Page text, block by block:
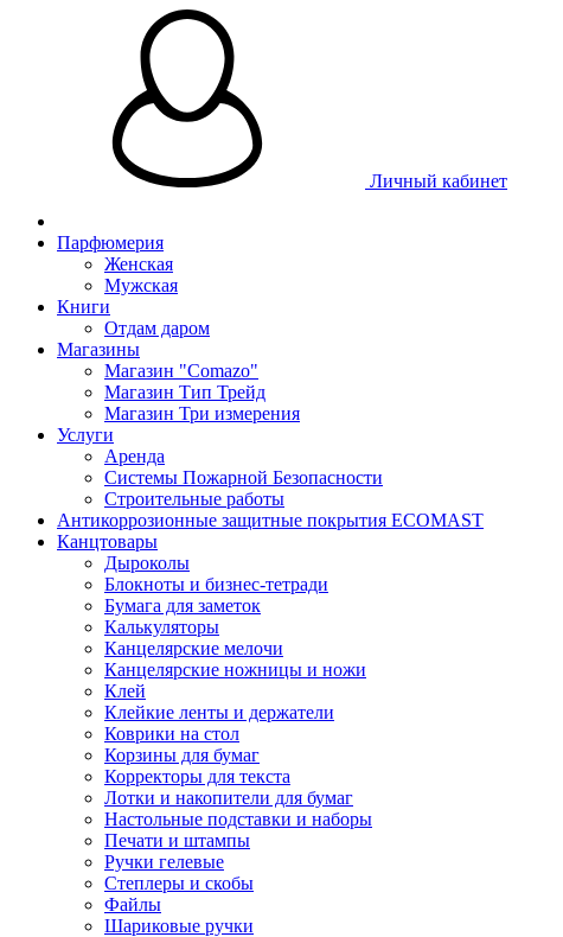
Личный кабинет
Парфюмерия
Женская
Мужская
Книги
Отдам даром
Магазины
Магазин "Comazo"
Магазин Тип Трейд
Магазин Три измерения
Услуги
Аренда
Системы Пожарной Безопасности
Строительные работы
Антикоррозионные защитные покрытия ECOMAST
Канцтовары
Дыроколы
Блокноты и бизнес-тетради
Бумага для заметок
Калькуляторы
Канцелярские мелочи
Канцелярские ножницы и ножи
Клей
Клейкие ленты и держатели
Коврики на стол
Корзины для бумаг
Корректоры для текста
Лотки и накопители для бумаг
Настольные подставки и наборы
Печати и штампы
Ручки гелевые
Степлеры и скобы
Файлы
Шариковые ручки